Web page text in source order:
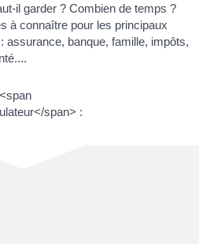
il garder ? Combien de temps ?
à connaître pour les principaux
assurance, banque, famille, impôts,
span> :